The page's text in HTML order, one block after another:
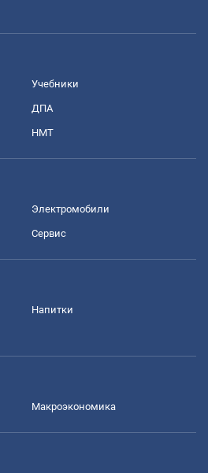
Учебники
ДПА
НМТ
Электромобили
Сервис
Напитки
Mакроэкономика